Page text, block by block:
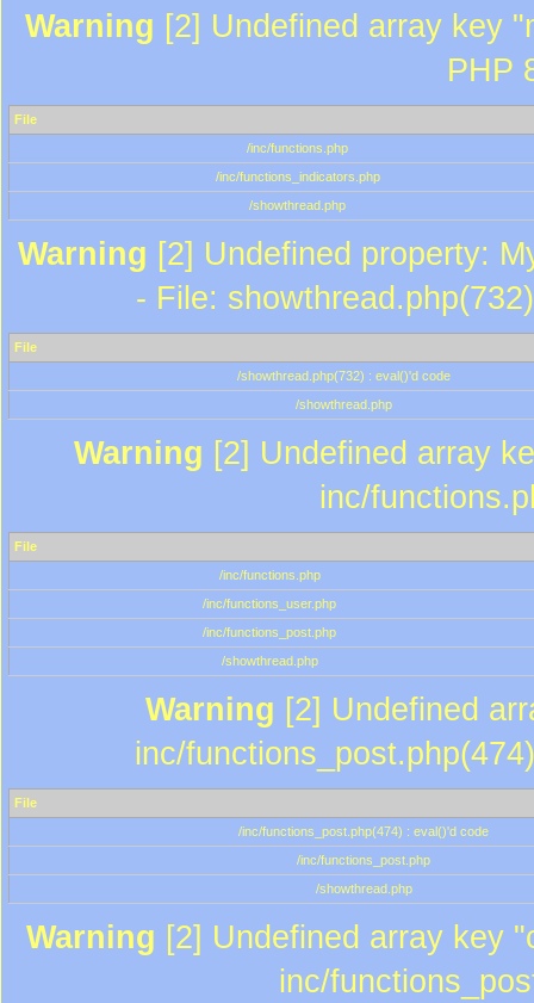
Warning [2] Undefined array key
PHP
File
/inc/functions.php
/inc/functions_indicators.php
/showthread.php
Warning [2] Undefined property:
- File:
File
/showthread.php(732) : eval()'d code
/showthread.php
Warning [2] Undefined array
inc/
File
/inc/functions.php
/inc/functions_user.php
/inc/functions_post.php
/showthread.php
Warning [2] Undefined
inc/
File
/inc/functions_post.php(474) : eval()'d code
/inc/functions_post.php
/showthread.php
Warning [2] Undefined array key
inc/